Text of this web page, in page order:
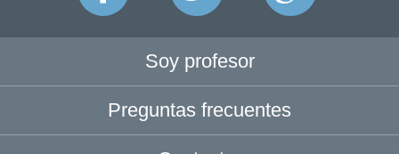
Soy profesor
Preguntas frecuentes